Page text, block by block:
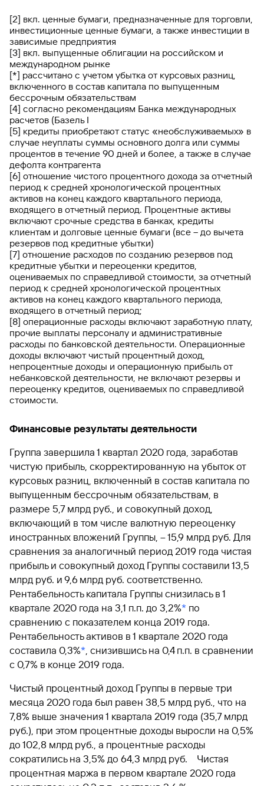
[2] вкл. ценные бумаги, предназначенные для торговли,
инвестиционные ценные бумаги, а также инвестиции в
зависимые предприятия
[3] вкл. выпущенные облигации на российском и
международном рынке
[*] рассчитано с учетом убытка от курсовых разниц,
включенного в состав капитала по выпущенным
бессрочным обязательствам
[4] согласно рекомендациям Банка международных
расчетов (Базель I
[5] кредиты приобретают статус «необслуживаемых» в
случае неуплаты суммы основного долга или суммы
процентов в течение 90 дней и более, а также в случае
дефолта контрагента
[6] отношение чистого процентного дохода за отчетный
период к средней хронологической процентных
активов на конец каждого квартального периода,
входящего в отчетный период. Процентные активы
включают срочные средства в банках, кредиты
клиентам и долговые ценные бумаги (все – до вычета
резервов под кредитные убытки)
[7] отношение расходов по созданию резервов под
кредитные убытки и переоценки кредитов,
оцениваемых по справедливой стоимости, за отчетный
период к средней хронологической процентных
активов на конец каждого квартального периода,
входящего в отчетный период;
[8] операционные расходы включают заработную плату,
прочие выплаты персоналу и административные
расходы по банковской деятельности. Операционные
доходы включают чистый процентный доход,
непроцентные доходы и операционную прибыль от
небанковской деятельности, не включают резервы и
переоценку кредитов, оцениваемых по справедливой
стоимости.
Финансовые результаты деятельности
Группа завершила 1 квартал 2020 года, заработав
чистую прибыль, скорректированную на убыток от
курсовых разниц, включенный в состав капитала по
выпущенным бессрочным обязательствам, в
размере 5,7 млрд руб., и совокупный доход,
включающий в том числе валютную переоценку
иностранных вложений Группы, – 15,9 млрд руб. Для
сравнения за аналогичный период 2019 года чистая
прибыль и совокупный доход Группы составили 13,5
млрд руб. и 9,6 млрд руб. соответственно.
Рентабельность капитала Группы снизилась в 1
квартале 2020 года на 3,1 п.п. до 3,2%* по
сравнению с показателем конца 2019 года.
Рентабельность активов в 1 квартале 2020 года
составила 0,3%*, снизившись на 0,4 п.п. в сравнении
с 0,7% в конце 2019 года.
Чистый процентный доход Группы в первые три
месяца 2020 года был равен 38,5 млрд руб., что на
7,8% выше значения 1 квартала 2019 года (35,7 млрд
руб.), при этом процентные доходы выросли на 0,5%
до 102,8 млрд руб., а процентные расходы
сократились на 3,5% до 64,3 млрд руб. Чистая
процентная маржа в первом квартале 2020 года